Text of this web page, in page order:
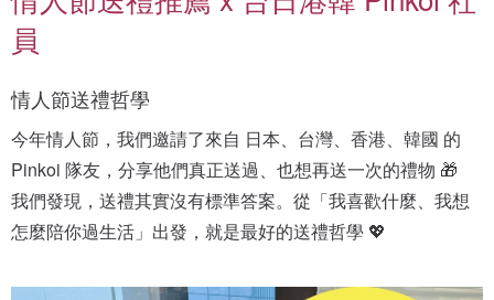
員
情人節送禮哲學
今年情人節，我們邀請了來自 日本、台灣、香港、韓國 的
Pinkoi 隊友，分享他們真正送過、也想再送一次的禮物 🎁
我們發現，送禮其實沒有標準答案。從「我喜歡什麼、我想
怎麼陪你過生活」出發，就是最好的送禮哲學 💖